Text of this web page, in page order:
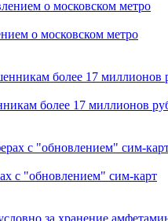
о московском метро
более 17 миллионов
с "обновлением" сим-карт